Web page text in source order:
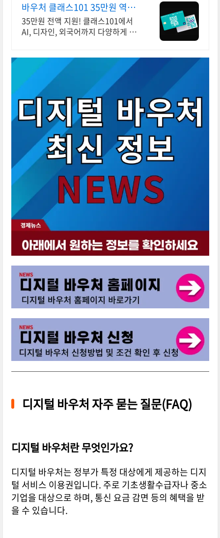
바우처 클래스101 35만원 역대
급 지원 혜택
35만원 전액 지원! 클래스101에서
AI, 디자인, 외국어까지 다양하게 들
디지털 바우처 자주 묻는 질문(FAQ)
디지털 바우처란 무엇인가요?
디지털 바우처는 정부가 특정 대상에게 제공하는 디지
털 서비스 이용권입니다. 주로 기초생활수급자나 중소
기업을 대상으로 하며, 통신 요금 감면 등의 혜택을 받
을 수 있습니다.